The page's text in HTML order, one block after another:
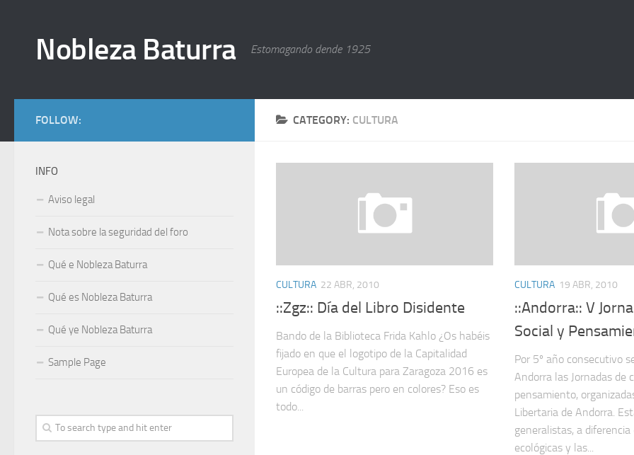
Nobleza Baturra Estomagando dende 1925
CATEGORY: CULTURA
CULTURA 22 ABR, 2010
::Zgz:: Día del Libro Disidente
Bando de la Biblioteca Frida Kahlo ¿Os habéis
fijado en que el logotipo de la Capitalidad
Europea de la Cultura para Zaragoza 2016 es
un código de barras pero en colores? Eso es
todo...
CULTURA 19 ABR, 2010
::Andorra:: V
Social y
Por 5º año consecutivo
Andorra las Jornadas de
pensamiento,
Libertaria de Andorra.
generalistas, a
ecológicas y las...
FOLLOW:
INFO
Aviso legal
Nota sobre la seguridad del foro
Qué e Nobleza Baturra
Qué es Nobleza Baturra
Qué ye Nobleza Baturra
Sample Page